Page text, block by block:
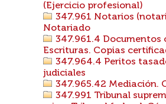
(Ejercicio profesional)
347.961 Notarios
Notariado
347.961.4 Documentos
Escrituras. Copias
347.964.4 Peritos
judiciales
347.965.42 Mediación.
347.991 Tribunal